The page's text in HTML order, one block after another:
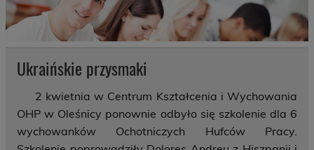
Ukraińskie przysmaki
2 kwietnia w Centrum Kształcenia i Wychowania
OHP w Oleśnicy ponownie odbyło się szkolenie dla 6
wychowanków Ochotniczych Hufców Pracy.